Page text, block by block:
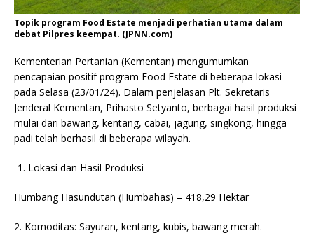
Topik program Food Estate menjadi perhatian utama dalam
debat Pilpres keempat. (JPNN.com)
Kementerian Pertanian (Kementan) mengumumkan
pencapaian positif program Food Estate di beberapa lokasi
pada Selasa (23/01/24). Dalam penjelasan Plt. Sekretaris
Jenderal Kementan, Prihasto Setyanto, berbagai hasil produksi
mulai dari bawang, kentang, cabai, jagung, singkong, hingga
padi telah berhasil di beberapa wilayah.
Lokasi dan Hasil Produksi
Humbang Hasundutan (Humbahas) – 418,29 Hektar
2. Komoditas: Sayuran, kentang, kubis, bawang merah.